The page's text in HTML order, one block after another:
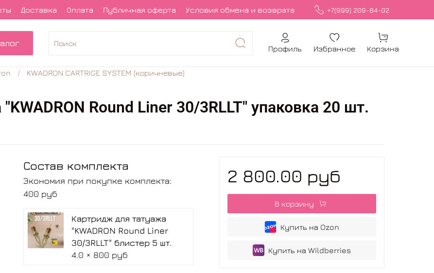
Доставка Оплата Публичная оферта Условия обмена и возврата +7(999) 209-84-02
Профиль Избранное Корзина
KWADRON CARTRIGE SYSTEM (коричневые)
Round Liner 30/3RLLT" упаковка 20 шт.
Состав комплекта
Экономия при покупке комплекта:
400 руб
Картридж для татуажа
"KWADRON Round Liner
30/3RLLT" блистер 5 шт.
4.0 × 800 руб
2 800.00 руб
В корзину
Купить на Ozon
Купить на Wildberries